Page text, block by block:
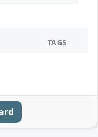
TAGS